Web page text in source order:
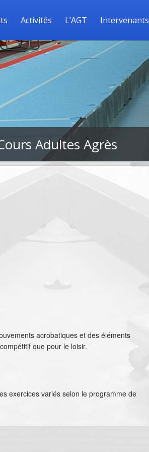
Activités L’AGT Intervenants
Adultes Agrès
acrobatiques et des éléments
que pour le loisir.
exercices variés selon le programme de